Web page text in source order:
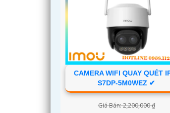
CAMERA WIFI QUAY QUÉT
S7DP-5M0WEZ ✔
Giá Bán: 2,200,000 ₫